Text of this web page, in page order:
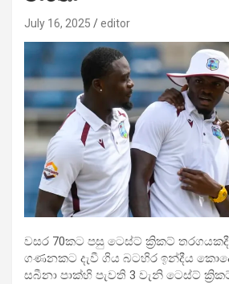
July 16, 2025 editor
වසර 70කට පසු ටෙස්ට් ක්‍රිකට්
ගණනකට දැවී ගිය බටහිර ඉන්දීය
සබීනා පාක්හි පැවති 3 වැනි ටෙස්ට්